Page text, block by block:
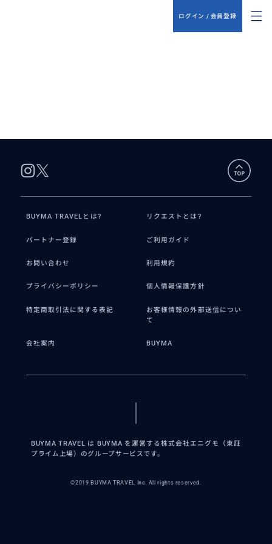
ログイン / 会員登録
BUYMA TRAVELとは? リクエストとは?
パートナー登録 ご利用ガイド
お問い合わせ 利用規約
プライバシーポリシー 個人情報保護方針
特定商取引法に関する表記
お客様情報の外部送信につい
て
会社案内 BUYMA
BUYMA TRAVEL は BUYMA を運営する株式会社エニグモ（東証
プライム上場）のグループサービスです。
©2019 BUYMA TRAVEL Inc. All rights reserved.